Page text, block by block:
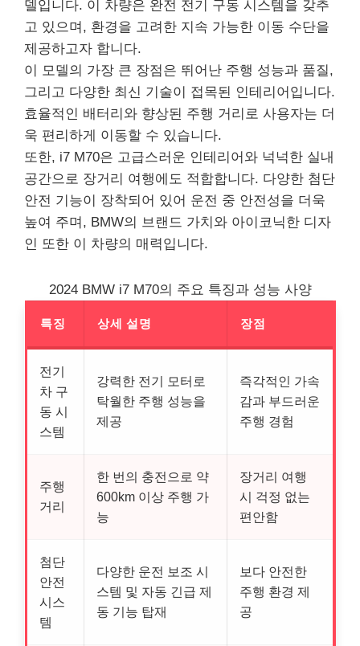
델입니다. 이 차량은 완전 전기 구동 시스템을 갖추
고 있으며, 환경을 고려한 지속 가능한 이동 수단을
제공하고자 합니다.
이 모델의 가장 큰 장점은 뛰어난 주행 성능과 품질,
그리고 다양한 최신 기술이 접목된 인테리어입니다.
효율적인 배터리와 향상된 주행 거리로 사용자는 더
욱 편리하게 이동할 수 있습니다.
또한, i7 M70은 고급스러운 인테리어와 넉넉한 실내
공간으로 장거리 여행에도 적합합니다. 다양한 첨단
안전 기능이 장착되어 있어 운전 중 안전성을 더욱
높여 주며, BMW의 브랜드 가치와 아이코닉한 디자
인 또한 이 차량의 매력입니다.
2024 BMW i7 M70의 주요 특징과 성능 사양
특징 상세 설명 장점
전기
차 구
동 시
스템
강력한 전기 모터로
탁월한 주행 성능을
제공
즉각적인 가속
감과 부드러운
주행 경험
주행
거리
한 번의 충전으로 약
600km 이상 주행 가
능
장거리 여행
시 걱정 없는
편안함
첨단
안전
시스
템
다양한 운전 보조 시
스템 및 자동 긴급 제
동 기능 탑재
보다 안전한
주행 환경 제
공